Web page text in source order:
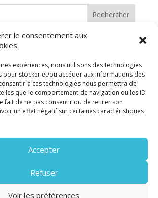
le consentement aux
expériences, nous utilisons des technologies
pour stocker et/ou accéder aux informations des
à ces technologies nous permettra de
que le comportement de navigation ou les ID
fait de ne pas consentir ou de retirer son
un effet négatif sur certaines caractéristiques
Accepter
Refuser
Voir les préférences
Rechercher
dès que possible des